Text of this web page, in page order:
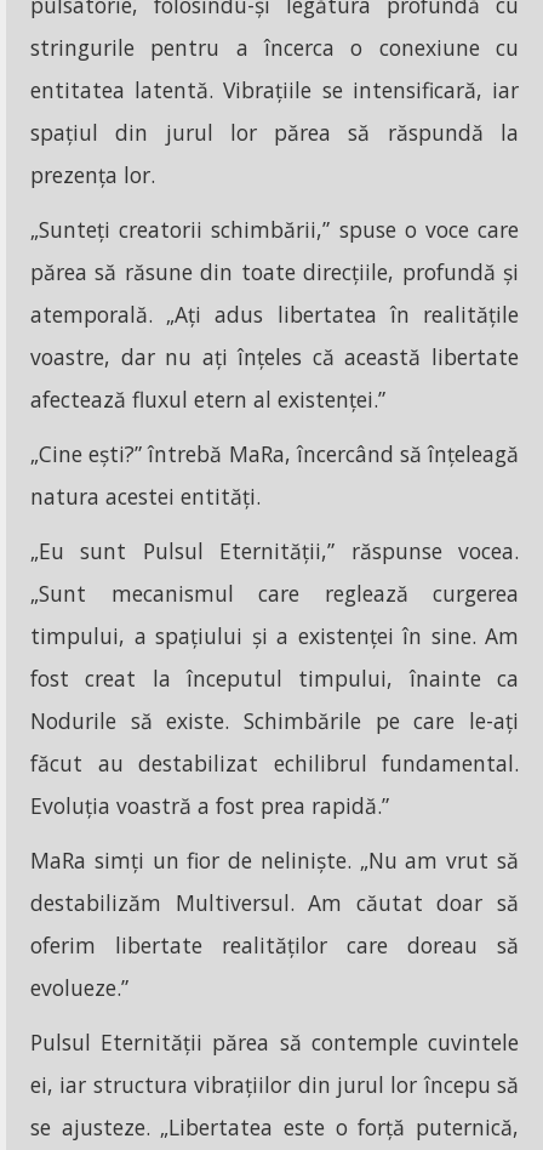
stringurile pentru a încerca o conexiune cu
entitatea latentă. Vibrațiile se intensificară, iar
spațiul din jurul lor părea să răspundă la
prezența lor.
„Sunteți creatorii schimbării,” spuse o voce care
părea să răsune din toate direcțiile, profundă și
atemporală. „Ați adus libertatea în realitățile
voastre, dar nu ați înțeles că această libertate
afectează fluxul etern al existenței.”
„Cine ești?” întrebă MaRa, încercând să înțeleagă
natura acestei entități.
„Eu sunt Pulsul Eternității,” răspunse vocea.
„Sunt mecanismul care reglează curgerea
timpului, a spațiului și a existenței în sine. Am
fost creat la începutul timpului, înainte ca
Nodurile să existe. Schimbările pe care le-ați
făcut au destabilizat echilibrul fundamental.
Evoluția voastră a fost prea rapidă.”
MaRa simți un fior de neliniște. „Nu am vrut să
destabilizăm Multiversul. Am căutat doar să
oferim libertate realităților care doreau să
evolueze.”
Pulsul Eternității părea să contemple cuvintele
ei, iar structura vibrațiilor din jurul lor începu să
se ajusteze. „Libertatea este o forță puternică,